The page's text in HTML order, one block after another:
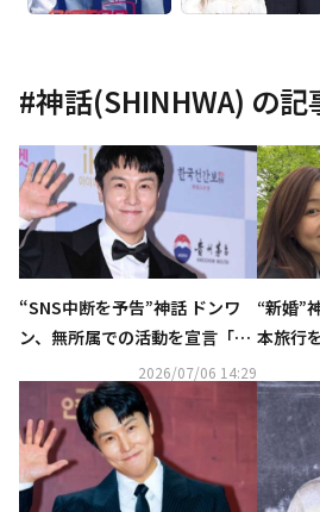
#神話(SHINHWA) の記
“SNS中断を予告”神話 ドンワ
ン、無所属での活動を宣言「自
分に最も合った方向性」
2026/07/06 14:29
“新婚”
本旅行